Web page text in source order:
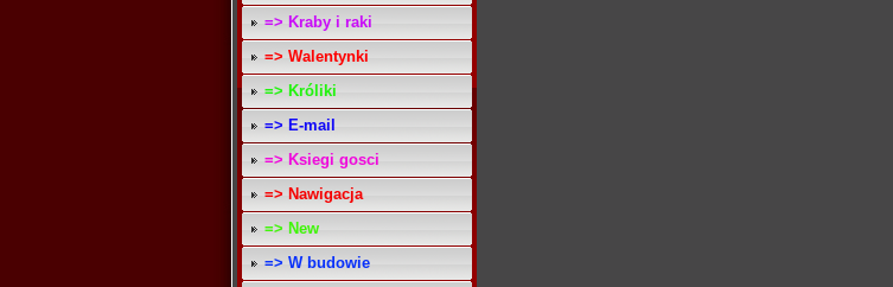
=> Kraby i raki
=> Walentynki
=> Króliki
=> E-mail
=> Ksiegi gosci
=> Nawigacja
=> New
=> W budowie